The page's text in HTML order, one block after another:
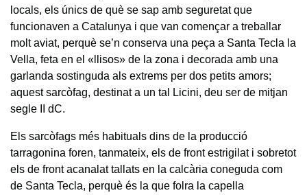
locals, els únics de què se sap amb seguretat que
funcionaven a Catalunya i que van començar a treballar
molt aviat, perquè se’n conserva una peça a Santa Tecla la
Vella, feta en el «llisos» de la zona i decorada amb una
garlanda sostinguda als extrems per dos petits amors;
aquest sarcòfag, destinat a un tal Licini, deu ser de mitjan
segle II dC.
Els sarcòfags més habituals dins de la producció
tarragonina foren, tanmateix, els de front estrigilat i sobretot
els de front acanalat tallats en la calcària coneguda com
de Santa Tecla, perquè és la que folra la capella